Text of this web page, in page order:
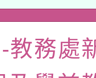
年70歲以
「吃得安
休同仁踴
度第2次
告(無人
行動站研
教務處